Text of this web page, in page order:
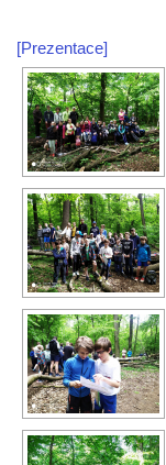
[Prezentace]